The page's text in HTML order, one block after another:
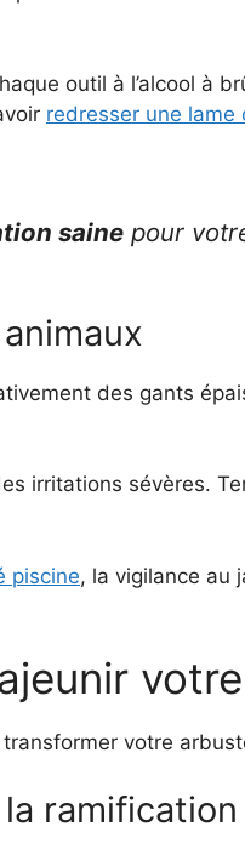
outil à l’alcool à
redresser une lame
saine pour
des gants
irritations sévères.
piscine, la vigilance au
votre
ramification